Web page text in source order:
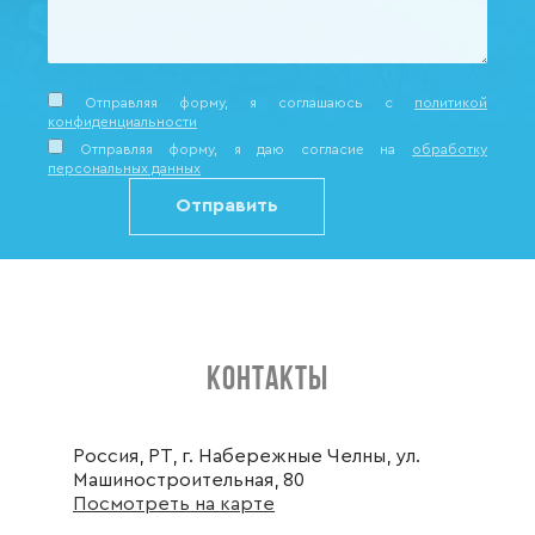
Отправляя форму, я соглашаюсь c политикой
конфиденциальности
Отправляя форму, я даю согласие на обработку
персональных данных
КОНТАКТЫ
Россия, РТ, г. Набережные Челны, ул.
Машиностроительная, 80
Посмотреть на карте